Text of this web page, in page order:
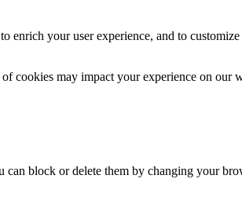
enrich your user experience, and to
cookies may impact your experience on our
block or delete them by changing your